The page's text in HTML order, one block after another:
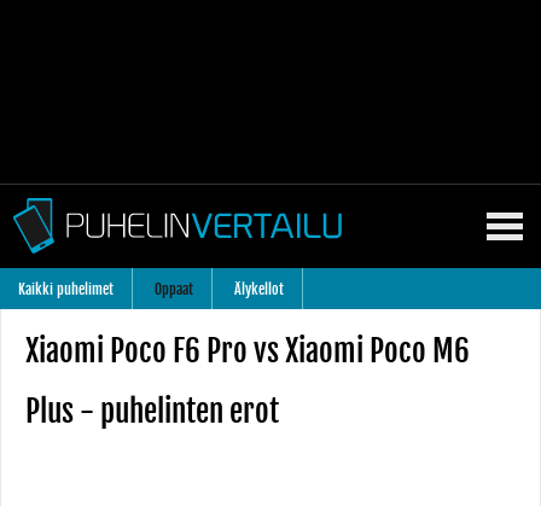
Kaikki puhelimet Oppaat Älykellot
Xiaomi Poco F6 Pro vs Xiaomi Poco M6
Plus - puhelinten erot